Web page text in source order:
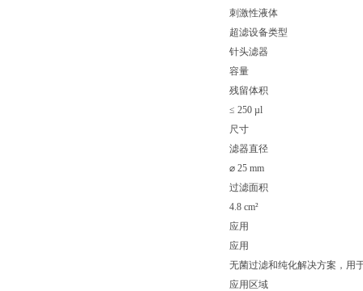
刺激性液体
超滤设备类型
针头滤器
容量
残留体积
≤ 250 µl
尺寸
滤器直径
⌀ 25 mm
过滤面积
4.8 cm²
应用
应用
无菌过滤和纯化解决方案，用
应用区域